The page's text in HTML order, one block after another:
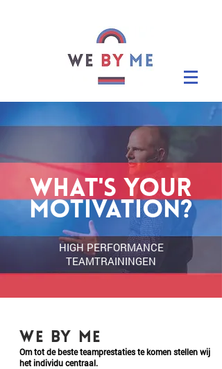
WHAT'S YOUR
MOTIVATION?
HIGH PERFORMANCE
TEAMTRAININGEN
WE BY ME
Om tot de beste teamprestaties te komen stellen wij
het individu centraal.